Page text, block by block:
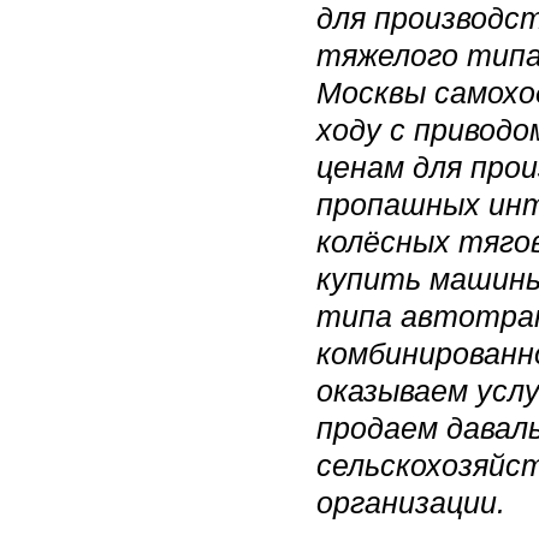
для
тяжелого
Москвы
ходу с
ценам для
пропашных
колёсных
купить
типа
оказываем
продаем
организации.